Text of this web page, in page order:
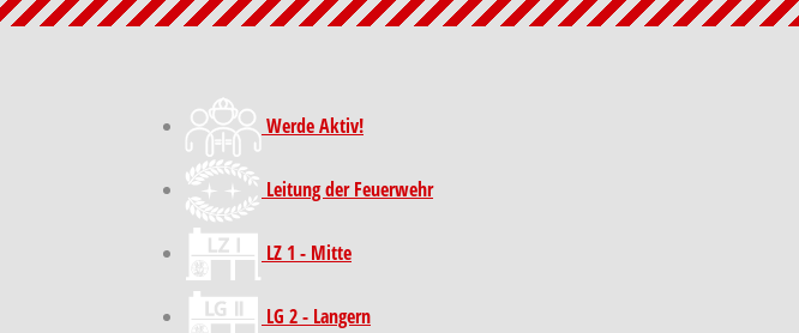
Werde Aktiv!
Leitung der Feuerwehr
LZ 1 - Mitte
LG 2 - Langern